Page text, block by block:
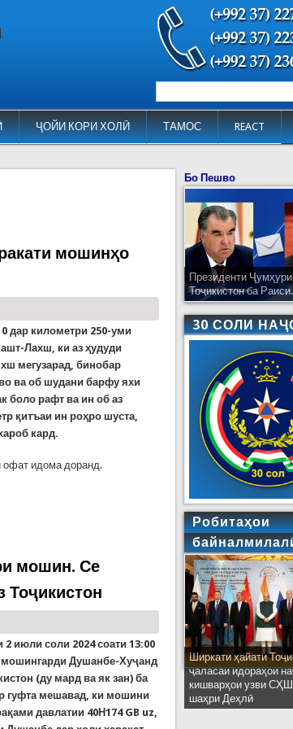
ҶОЙИ КОРИ ХОЛӢ ТАМОС REACT
Форма поиска
мошинҳо
дар километри 250-уми
Лахш, ки аз ҳудуди
мегузарад, бинобар
ва об шудани барфу яхи
боло рафт ва ин об аз
қитъаи ин роҳро шуста,
кард.
офат идома доранд.
мошинҳо шуд
мошин. Се
Тоҷикистон
2 июли соли 2024 соати 13:00
Душанбе-Хуҷанд
(ду мард ва як зан) ба
гуфта мешавад, ки мошини
давлатии 40Н174 GB uz,
Бо Пешво
Президенти
Тоҷикистон ба
30 СОЛИ
Робитаҳои
Ширкати ҳайати
ҷаласаи идораҳои
кишварҳои узви
шаҳри Деҳлӣ